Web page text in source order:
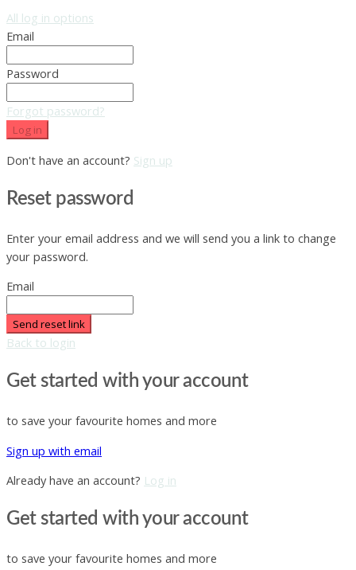
All log in options
Email
Password
Forgot password?
Log in
Don't have an account? Sign up
Reset password
Enter your email address and we will send you a link to change
your password.
Email
Send reset link
Back to login
Get started with your account
to save your favourite homes and more
Sign up with email
Already have an account? Log in
Get started with your account
to save your favourite homes and more